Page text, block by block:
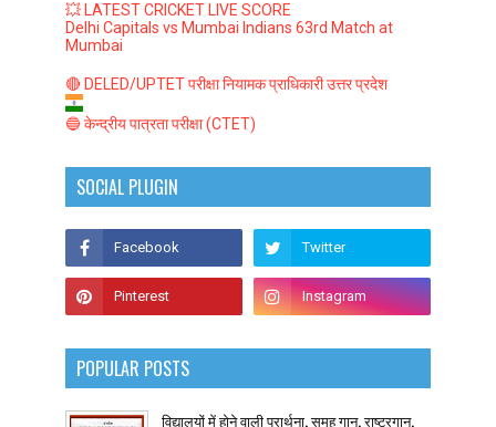
💥 LATEST CRICKET LIVE SCORE
Delhi Capitals vs Mumbai Indians 63rd Match at
Mumbai
🔴 DELED/UPTET परीक्षा नियामक प्राधिकारी उत्तर प्रदेश
🔵 केन्द्रीय पात्रता परीक्षा (CTET)
SOCIAL PLUGIN
POPULAR POSTS
विद्यालयों में होने वाली प्रार्थना, समूह गान, राष्ट्रगान,